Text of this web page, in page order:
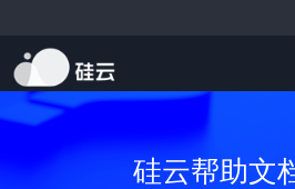
硅云帮助文